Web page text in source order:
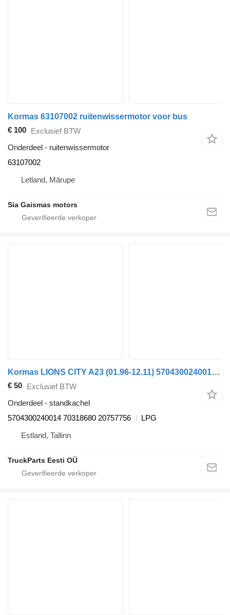
Kormas 63107002 ruitenwissermotor voor bus
€ 100 Exclusief BTW
Onderdeel - ruitenwissermotor
63107002
Letland, Mārupe
Sia Gaismas motors
Kormas LIONS CITY A23 (01.96-12.11) 5704300240014 standkachel voor MAN Lion's bus (1991-)
€ 50 Exclusief BTW
Onderdeel - standkachel
5704300240014 70318680 20757756
LPG
Estland, Tallinn
TruckParts Eesti OÜ